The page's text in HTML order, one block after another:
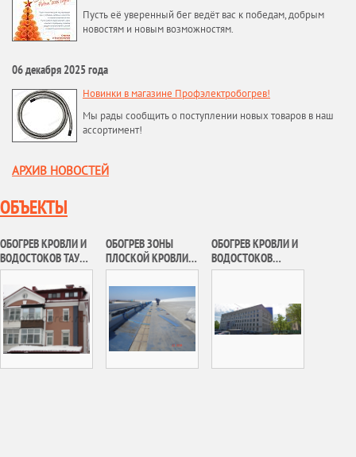
Пусть её уверенный бег ведёт вас к победам, добрым
новостям и новым возможностям.
06 декабря 2025 года
Новинки в магазине Профэлектробогрев!
Мы рады сообщить о поступлении новых товаров в наш
ассортимент!
АРХИВ НОВОСТЕЙ
ОБЪЕКТЫ
ОБОГРЕВ КРОВЛИ И
ВОДОСТОКОВ ТАУН-
ХАУСА В П. КУРКИНО
ОБОГРЕВ ЗОНЫ
ПЛОСКОЙ КРОВЛИ
АНГАРНОГО
КОМПЛЕКСА ФГБУ
«СЛО «РОССИЯ»
ОБОГРЕВ КРОВЛИ И
ВОДОСТОКОВ
ДОРОГОМИЛОВСКО